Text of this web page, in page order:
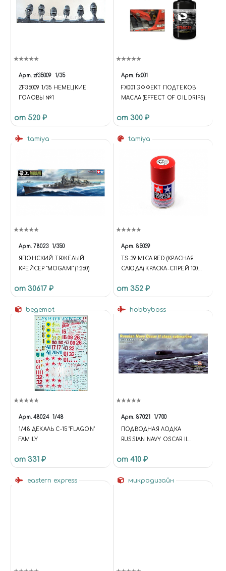
Арт. zf35009 1/35
ZF35009 1/35 НЕМЕЦКИЕ
ГОЛОВЫ №1
от 520 ₽
Арт. fx001
FX001 ЭФФЕКТ ПОДТЕКОВ
МАСЛА (EFFECT OF OIL DRIPS)
от 300 ₽
tamiya
Арт. 78023 1/350
ЯПОНСКИЙ ТЯЖЁЛЫЙ
КРЕЙСЕР "MOGAMI" (1:350)
от 30617 ₽
tamiya
Арт. 85039
TS-39 MICA RED (КРАСНАЯ
СЛЮДА) КРАСКА-СПРЕЙ 100
от 352 ₽
begemot
Арт. 48024 1/48
1/48 ДЕКАЛЬ С-15 "FLAGON"
FAMILY
от 331 ₽
hobbyboss
Арт. 87021 1/700
ПОДВОДНАЯ ЛОДКА
RUSSIAN NAVY OSCAR II
от 410 ₽
eastern express микродизайн